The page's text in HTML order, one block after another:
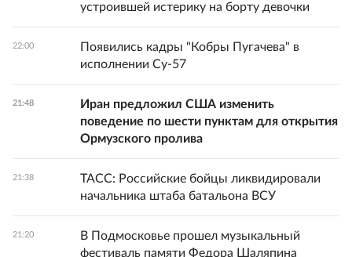
устроившей истерику на борту девочки
22:00
Появились кадры "Кобры Пугачева" в
исполнении Су-57
21:48
Иран предложил США изменить
поведение по шести пунктам для открытия
Ормузского пролива
21:38
ТАСС: Российские бойцы ликвидировали
начальника штаба батальона ВСУ
21:20
В Подмосковье прошел музыкальный
фестиваль памяти Федора Шаляпина